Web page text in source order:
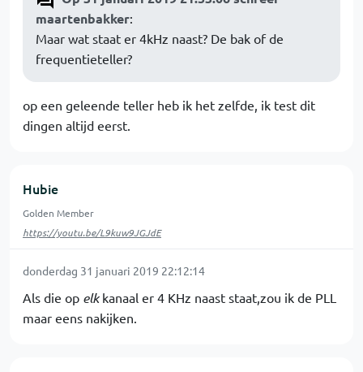
maartenbakker:
Maar wat staat er 4kHz naast? De bak of de
frequentieteller?
op een geleende teller heb ik het zelfde, ik test dit
dingen altijd eerst.
Hubie
Golden Member
https://youtu.be/L9kuw9JGJdE
donderdag 31 januari 2019 22:12:14
Als die op elkkanaal er 4 KHz naast staat,zou ik de PLL
maar eens nakijken.